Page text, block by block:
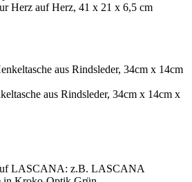
Herz auf Herz, 41 x 21 x 6,5 cm
aus Rindsleder, 34cm x 14cm x